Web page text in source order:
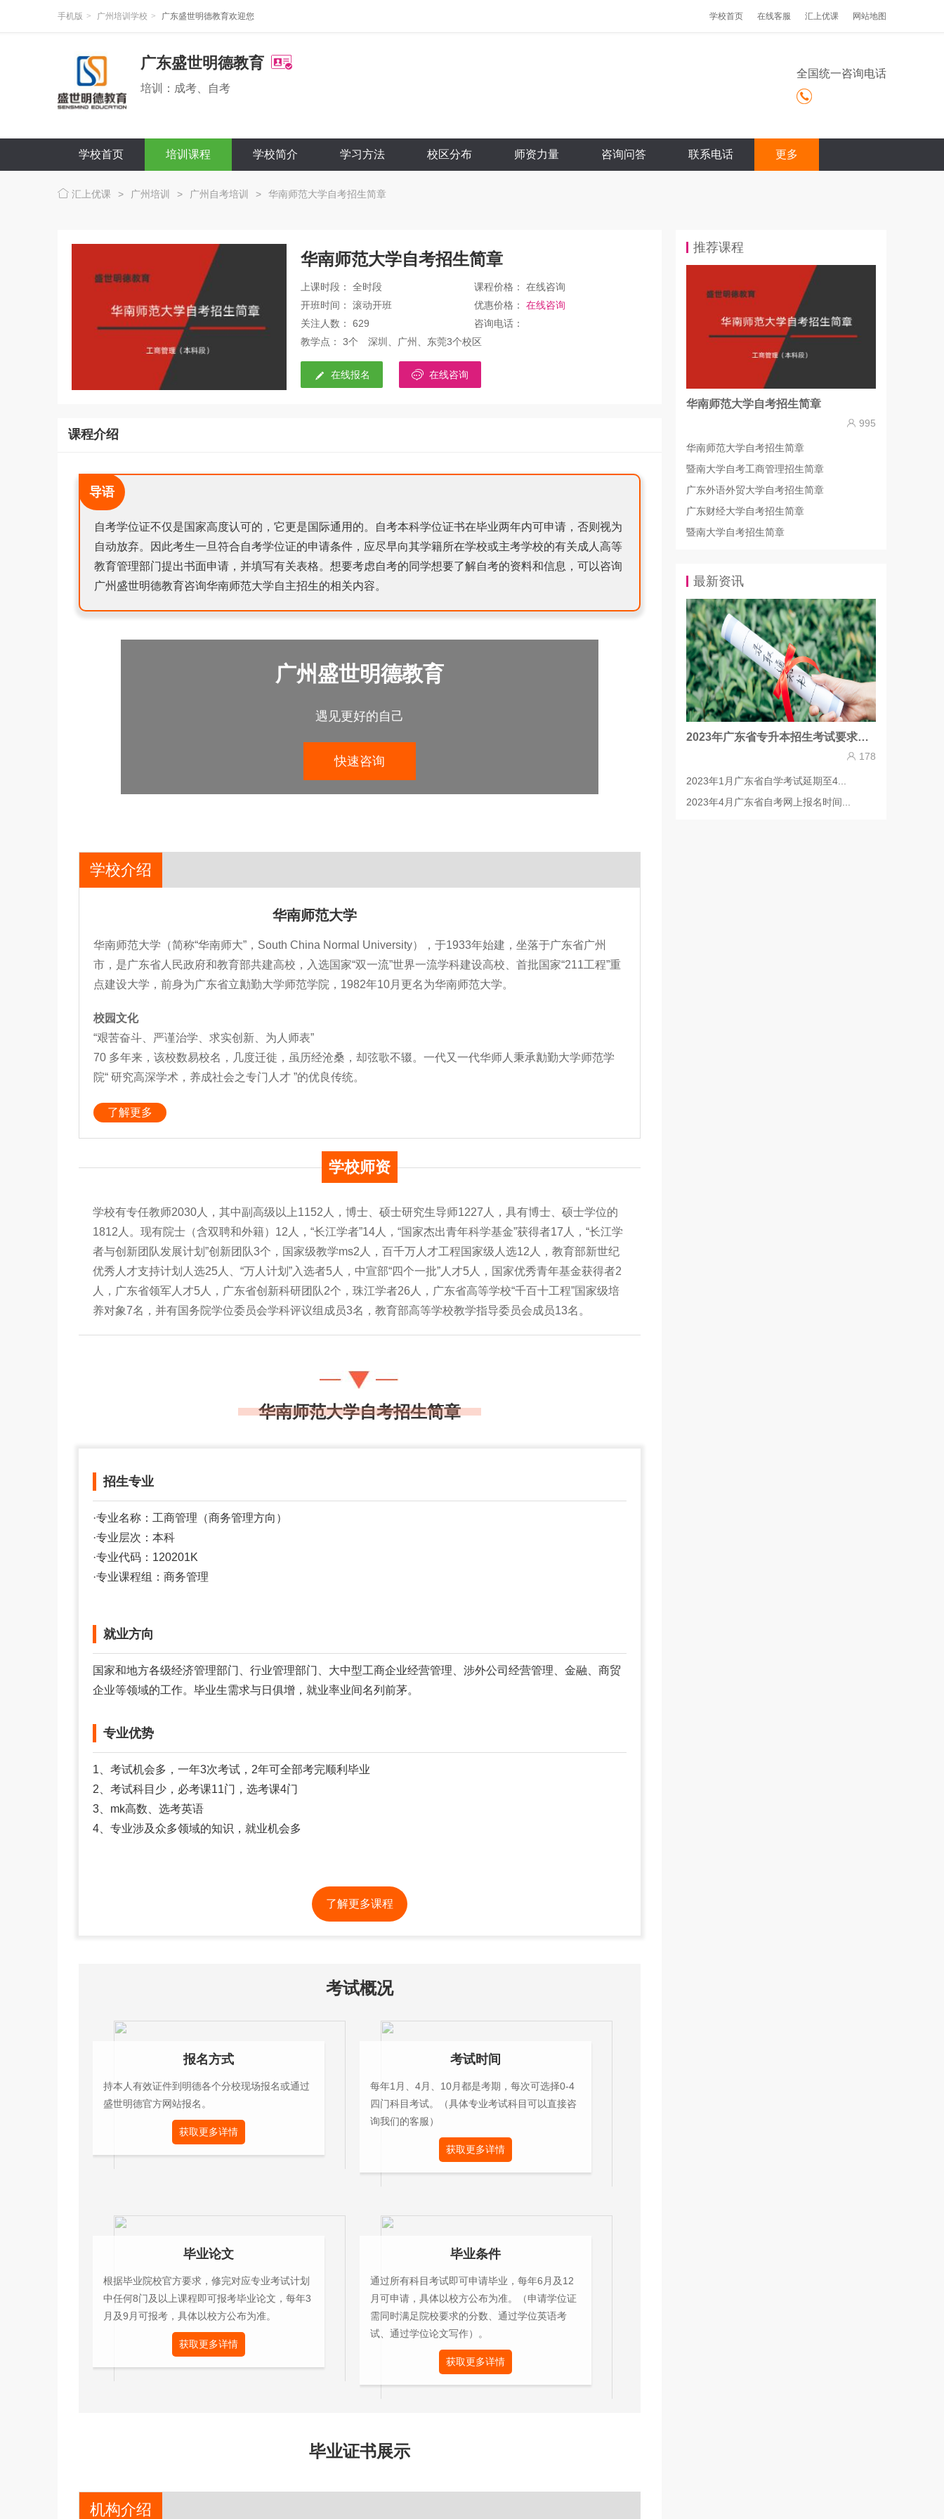
手机版 > 广州培训学校 > 广东盛世明德教育欢迎您 学校首页 在线客服 汇上优课 网站地图
广东盛世明德教育
培训：成考、自考
全国统一咨询电话
学校首页 培训课程 学校简介 学习方法 校区分布 师资力量 咨询问答 联系电话 更多
汇上优课 > 广州培训 > 广州自考培训 > 华南师范大学自考招生简章
华南师范大学自考招生简章
上课时段： 全时段 课程价格： 在线咨询
开班时间： 滚动开班
优惠价格： 在线咨询
关注人数： 629
咨询电话：
教学点： 3个
深圳、广州、东莞3个校区
 在线报名  在线咨询
课程介绍
导语
自考学位证不仅是国家高度认可的，它更是国际通用的。自考本科学位证书在毕业两年内可申请，否则视为
自动放弃。因此考生一旦符合自考学位证的申请条件，应尽早向其学籍所在学校或主考学校的有关成人高等
教育管理部门提出书面申请，并填写有关表格。想要考虑自考的同学想要了解自考的资料和信息，可以咨询
广州盛世明德教育咨询华南师范大学自主招生的相关内容。
广州盛世明德教育
遇见更好的自己
快速咨询
学校介绍
华南师范大学
华南师范大学（简称“华南师大”，South China Normal University），于1933年始建，坐落于广东省广州
市，是广东省人民政府和教育部共建高校，入选国家“双一流”世界一流学科建设高校、首批国家“211工程”重
点建设大学，前身为广东省立勷勤大学师范学院，1982年10月更名为华南师范大学。
校园文化
“艰苦奋斗、严谨治学、求实创新、为人师表”
70 多年来，该校数易校名，几度迁徙，虽历经沧桑，却弦歌不辍。一代又一代华师人秉承勷勤大学师范学
院“ 研究高深学术，养成社会之专门人才 ”的优良传统。
了解更多
学校师资
学校有专任教师2030人，其中副高级以上1152人，博士、硕士研究生导师1227人，具有博士、硕士学位的
1812人。现有院士（含双聘和外籍）12人，“长江学者”14人，“国家杰出青年科学基金”获得者17人，“长江学
者与创新团队发展计划”创新团队3个，国家级教学ms2人，百千万人才工程国家级人选12人，教育部新世纪
优秀人才支持计划人选25人、“万人计划”入选者5人，中宣部“四个一批”人才5人，国家优秀青年基金获得者2
人，广东省领军人才5人，广东省创新科研团队2个，珠江学者26人，广东省高等学校“千百十工程”国家级培
养对象7名，并有国务院学位委员会学科评议组成员3名，教育部高等学校教学指导委员会成员13名。
华南师范大学自考招生简章
招生专业
·专业名称：工商管理（商务管理方向）
·专业层次：本科
·专业代码：120201K
·专业课程组：商务管理
就业方向
国家和地方各级经济管理部门、行业管理部门、大中型工商企业经营管理、涉外公司经营管理、金融、商贸
企业等领域的工作。毕业生需求与日俱增，就业率业间名列前茅。
专业优势
1、考试机会多，一年3次考试，2年可全部考完顺利毕业
2、考试科目少，必考课11门，选考课4门
3、mk高数、选考英语
4、专业涉及众多领域的知识，就业机会多
了解更多课程
考试概况
报名方式
持本人有效证件到明德各个分校现场报名或通过
盛世明德官方网站报名。
获取更多详情
考试时间
每年1月、4月、10月都是考期，每次可选择0-4
四门科目考试。（具体专业考试科目可以直接咨
询我们的客服）
获取更多详情
毕业论文
根据毕业院校官方要求，修完对应专业考试计划
中任何8门及以上课程即可报考毕业论文，每年3
月及9月可报考，具体以校方公布为准。
获取更多详情
毕业条件
通过所有科目考试即可申请毕业，每年6月及12
月可申请，具体以校方公布为准。（申请学位证
需同时满足院校要求的分数、通过学位英语考
试、通过学位论文写作）。
获取更多详情
毕业证书展示
机构介绍
推荐课程
华南师范大学自考招生简章
995
华南师范大学自考招生简章
暨南大学自考工商管理招生简章
广东外语外贸大学自考招生简章
广东财经大学自考招生简章
暨南大学自考招生简章
最新资讯
2023年广东省专升本招生考试要求更正通知
178
2023年1月广东省自学考试延期至4...
2023年4月广东省自考网上报名时间...